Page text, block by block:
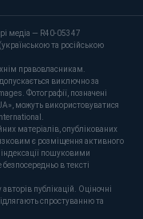
медіа — R40-05347
та російською
правовласникам.
виключно за
Фотографії, позначені
можуть використовуватися
матеріалів, опублікованих
є розміщення активного
пошуковими
в тексті
публікацій. Оціночні
спростуванню та